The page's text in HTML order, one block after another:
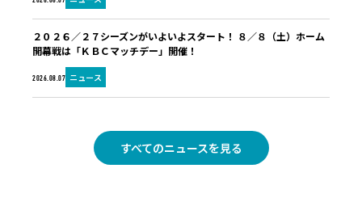
2026.08.07 ニュース
２０２６／２７シーズンがいよいよスタート！ ８／８（土）ホーム
開幕戦は「ＫＢＣマッチデー」開催！
すべてのニュースを見る